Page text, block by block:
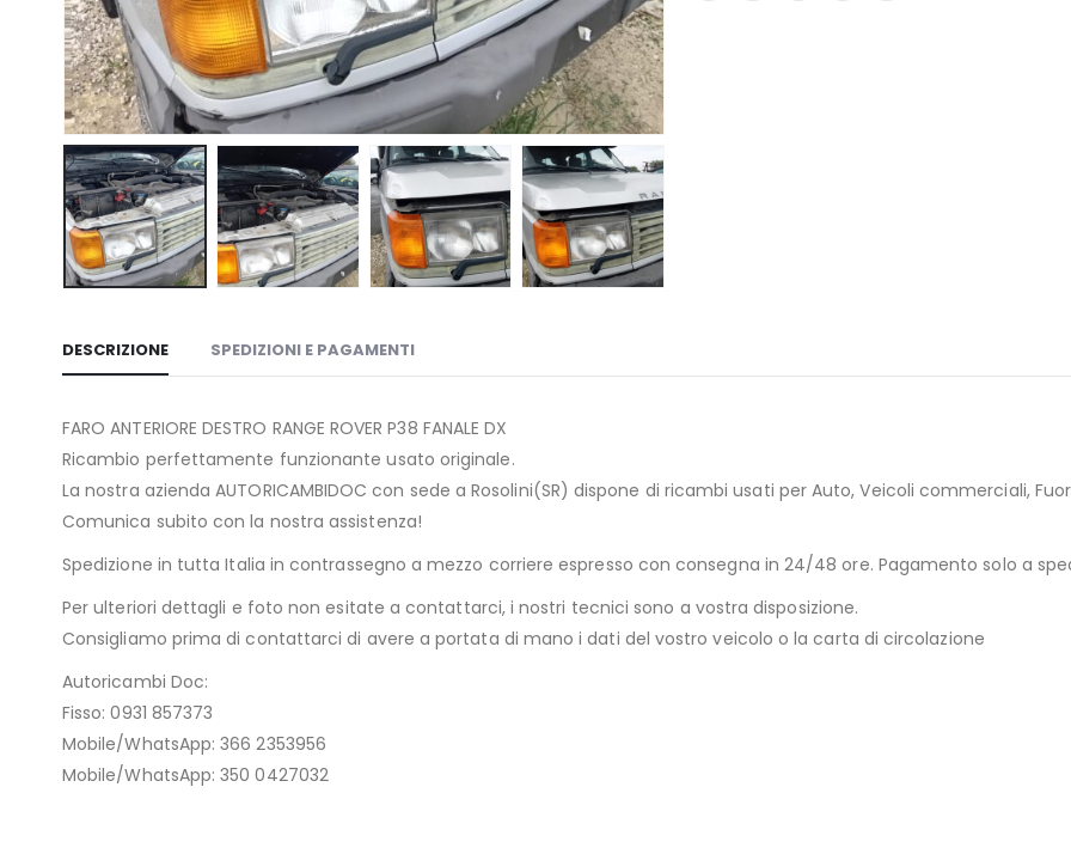
DESCRIZIONE SPEDIZIONI E PAGAMENTI
FARO ANTERIORE DESTRO RANGE ROVER P38 FANALE DX
Ricambio perfettamente funzionante usato originale.
La nostra azienda AUTORICAMBIDOC con sede a Rosolini(SR) dispone di ricambi usati per Auto, Veicoli commerciali,
Comunica subito con la nostra assistenza!
Spedizione in tutta Italia in contrassegno a mezzo corriere espresso con consegna in 24/48 ore. Pagamento solo a
Per ulteriori dettagli e foto non esitate a contattarci, i nostri tecnici sono a vostra disposizione.
Consigliamo prima di contattarci di avere a portata di mano i dati del vostro veicolo o la carta di circolazione
Autoricambi Doc:
Fisso: 0931 857373
Mobile/WhatsApp: 366 2353956
Mobile/WhatsApp: 350 0427032